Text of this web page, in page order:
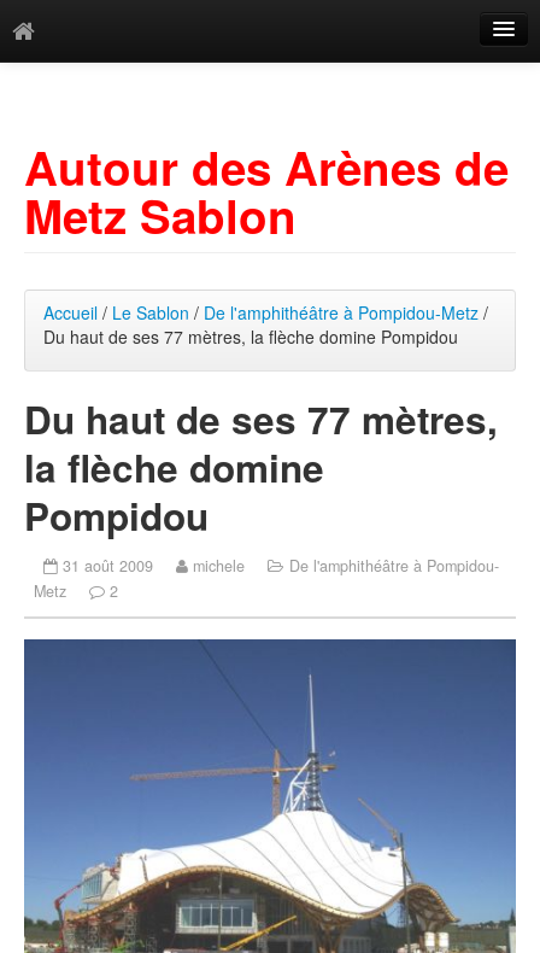
Mots-clés
Autour des Arènes de
Metz Sablon
Accueil / Le Sablon / De l'amphithéâtre à Pompidou-Metz /
Du haut de ses 77 mètres, la flèche domine Pompidou
Du haut de ses 77 mètres,
la flèche domine
Pompidou
31 août 2009 michele
De l'amphithéâtre à Pompidou-
Metz
2